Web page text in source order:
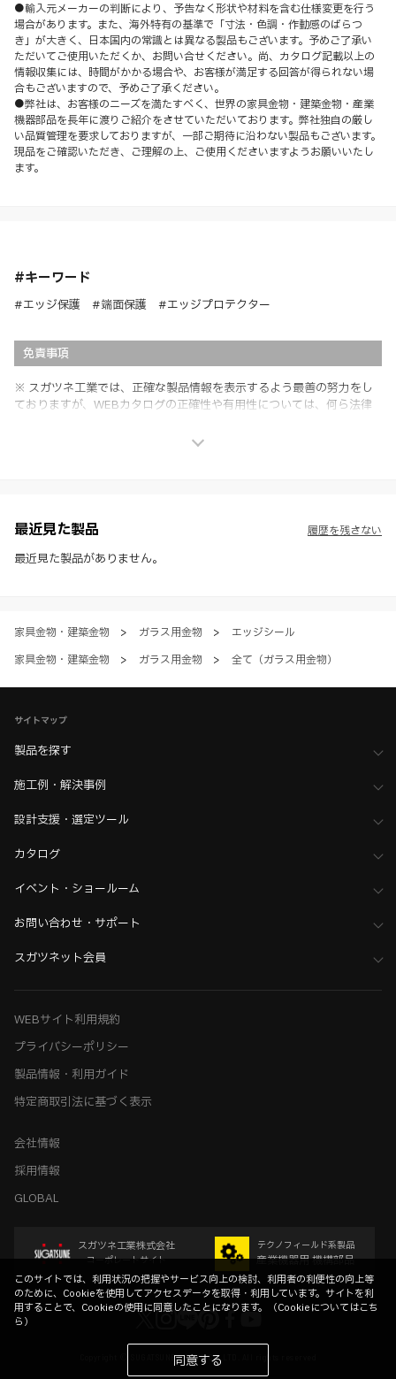
●輸入元メーカーの判断により、予告なく形状や材料を含む仕様変更を行う
場合があります。また、海外特有の基準で「寸法・色調・作動感のばらつ
き」が大きく、日本国内の常識とは異なる製品もございます。予めご了承い
ただいてご使用いただくか、お問い合せください。尚、カタログ記載以上の
情報収集には、時間がかかる場合や、お客様が満足する回答が得られない場
合もございますので、予めご了承ください。
●弊社は、お客様のニーズを満たすべく、世界の家具金物・建築金物・産業
機器部品を長年に渡りご紹介をさせていただいております。弊社独自の厳し
い品質管理を要求しておりますが、一部ご期待に沿わない製品もございます。
現品をご確認いただき、ご理解の上、ご使用くださいますようお願いいたし
ます。
#キーワード
#エッジ保護 #端面保護 #エッジプロテクター
免責事項
※ スガツネ工業では、正確な製品情報を表示するよう最善の努力をし
ておりますが、WEBカタログの正確性や有用性については、何ら法律
社製品の使用ご検討、又は販売促進目的の利用に限ります。
※ 本WEBサイト製品情報のご利用にあたっては、WEBサイト利用規
約、プライバシーポリシー、製品情報ガイドをご確認いただき、内容の
最近見た製品
最近見た製品がありません。
履歴を残さない
家具金物・建築金物 > ガラス用金物 >
エッジシール
家具金物・建築金物
> ガラス用金物 > 全て（ガラス用金物）
サイトマップ
製品を探す
施工例・解決事例
設計支援・選定ツール
カタログ
イベント・ショールーム
お問い合わせ・サポート
スガツネット会員
WEBサイト利用規約
プライバシーポリシー
製品情報・利用ガイド
特定商取引法に基づく表示
会社情報
採用情報
GLOBAL
スガツネ工業株式会社
コーポレートサイト
テクノフィールド系製品
産業機器用 機構部品
Copyright © SUGATSUNE KOGYO CO.,LTD. All rights reserved
このサイトでは、利用状況の把握やサービス向上の検討、利用者の利便性の向上等
のために、Cookieを使用してアクセスデータを取得・利用しています。サイトを利
用することで、Cookieの使用に同意したことになります。（Cookieについてはこち
ら）
同意する